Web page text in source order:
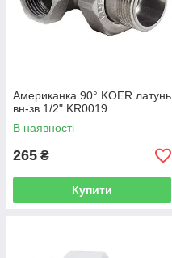
Американка 90° KOER латунь
вн-зв 1/2" KR0019
В наявності
265 ₴
Купити